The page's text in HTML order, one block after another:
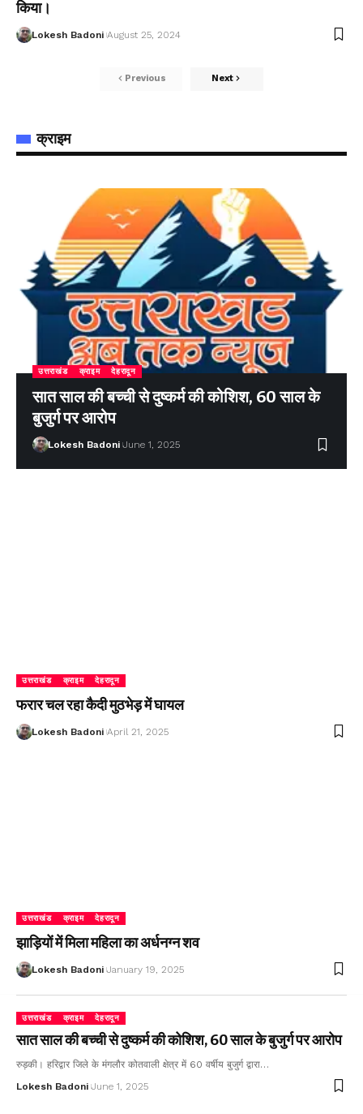
किया।
Lokesh Badoni August 25, 2024
Previous Next
क्राइम
उत्तराखंड क्राइम देहरादून
सात साल की बच्ची से दुष्कर्म की कोशिश, 60 साल के
बुजुर्ग पर आरोप
Lokesh Badoni June 1, 2025
उत्तराखंड क्राइम देहरादून
फरार चल रहा कैदी मुठभेड़ में घायल
Lokesh Badoni April 21, 2025
उत्तराखंड क्राइम देहरादून
झाड़ियों में मिला महिला का अर्धनग्न शव
Lokesh Badoni January 19, 2025
उत्तराखंड क्राइम देहरादून
सात साल की बच्ची से दुष्कर्म की कोशिश, 60 साल के बुजुर्ग पर आरोप
रुड़की। हरिद्वार जिले के मंगलौर कोतवाली क्षेत्र में 60 वर्षीय बुजुर्ग द्वारा…
Lokesh Badoni June 1, 2025